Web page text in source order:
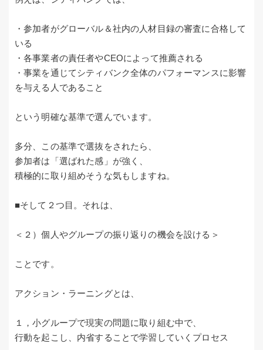
・参加者がグローバル＆社内の人材目録の審査に合格して
いる
・各事業者の責任者やCEOによって推薦される
・事業を通じてシティバンク全体のパフォーマンスに影響
を与える人であること
という明確な基準で選んでいます。
多分、この基準で選抜をされたら、
参加者は「選ばれた感」が強く、
積極的に取り組めそうな気もしますね。
■そして２つ目。それは、
＜２）個人やグループの振り返りの機会を設ける＞
ことです。
アクション・ラーニングとは、
１，小グループで現実の問題に取り組む中で、
行動を起こし、内省することで学習していくプロセス